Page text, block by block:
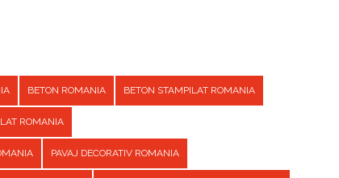
BETON ROMANIA BETON STAMPILAT ROMANIA
ROMANIA
PAVAJ DECORATIV ROMANIA